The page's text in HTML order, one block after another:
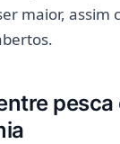
maior, assim
pesca